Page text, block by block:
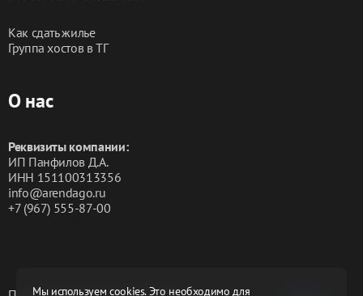
Мы используем cookies. Это необходимо для
Как сдать жилье
Группа хостов в ТГ
О нас
Реквизиты компании:
ИП Панфилов Д.А.
ИНН 151100313356
info@arendago.ru
+7 (967) 555-87-00